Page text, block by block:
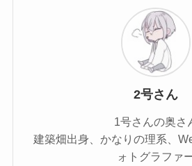
2号さん
1号さんの奥さ
建築畑出身、かなりの理系、
ォトグラファ